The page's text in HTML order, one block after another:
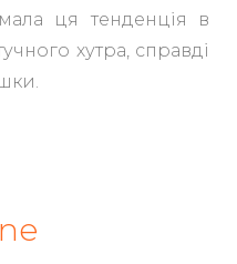
ця тенденція в
хутра, справді